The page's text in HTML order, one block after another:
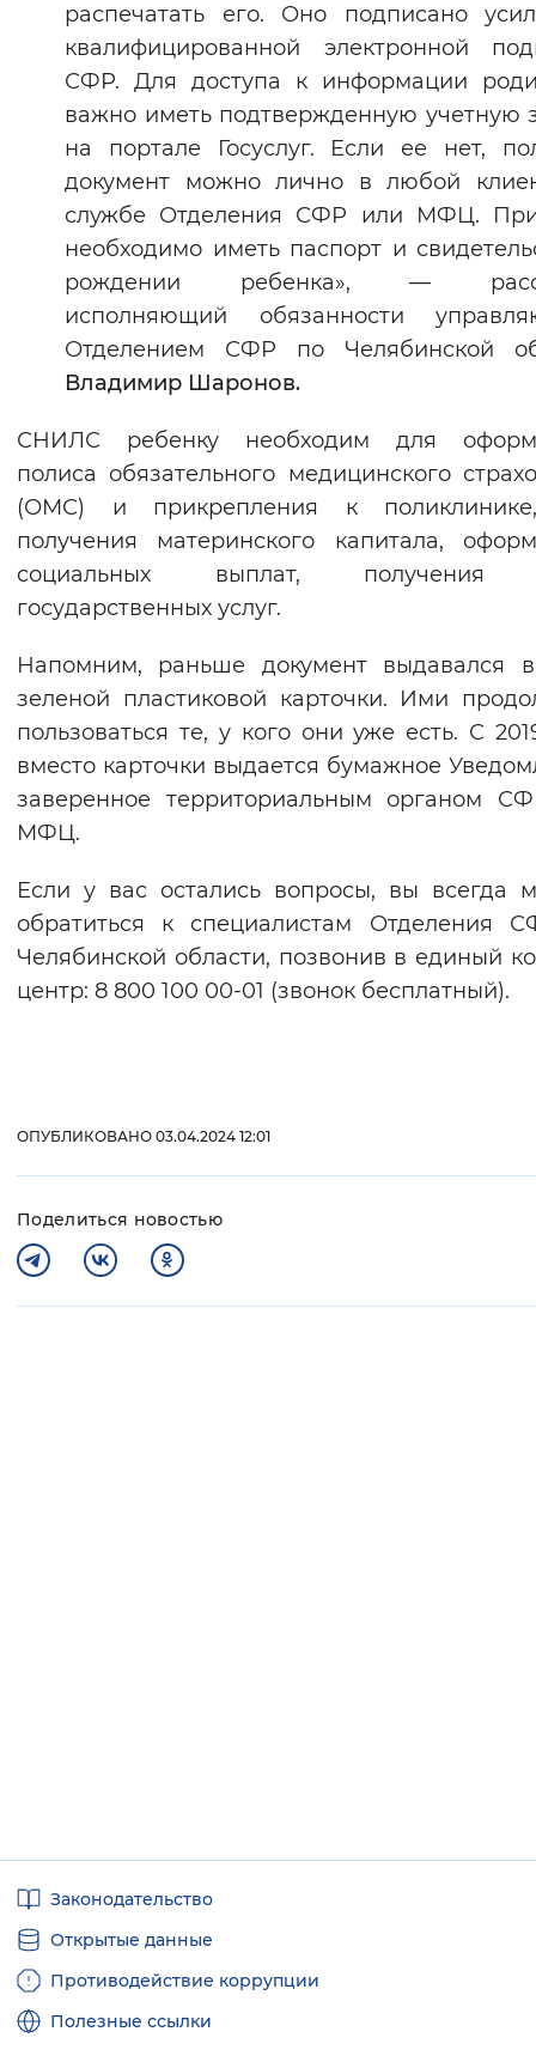
распечатать его. Оно подписано
квалифицированной электронной
СФР. Для доступа к информации
важно иметь подтвержденную учетную
на портале Госуслуг. Если ее нет,
документ можно лично в любой
службе Отделения СФР или МФЦ.
необходимо иметь паспорт и
рождении ребенка», —
исполняющий обязанности
Отделением СФР по Челябинской
Владимир Шаронов.
СНИЛС ребенку необходим для
полиса обязательного медицинского
(ОМС) и прикрепления к
получения материнского капитала,
социальных выплат, получения
государственных услуг.
Напомним, раньше документ выдавался
зеленой пластиковой карточки. Ими
пользоваться те, у кого они уже есть. С
вместо карточки выдается бумажное
заверенное территориальным органом
МФЦ.
Если у вас остались вопросы, вы всегда
обратиться к специалистам Отделения
Челябинской области, позвонив в единый
центр: 8 800 100 00-01 (звонок бесплатный).
ОПУБЛИКОВАНО 03.04.2024 12:01
Поделиться новостью
ссылкиЗаконодательство
Открытые данные
Противодействие коррупции
Полезные ссылки